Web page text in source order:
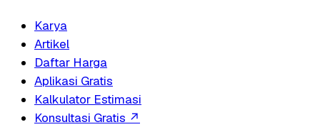
Karya
Artikel
Daftar Harga
Aplikasi Gratis
Kalkulator Estimasi
Konsultasi Gratis ↗